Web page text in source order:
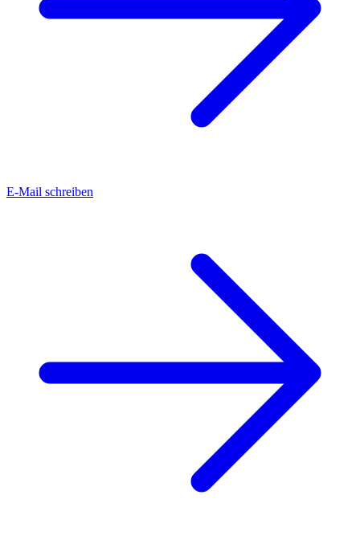
E-Mail schreiben